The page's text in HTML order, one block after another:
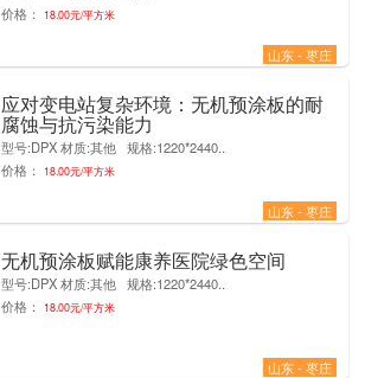
价格：
18.00元/平方米
山东 - 枣庄
应对变电站复杂环境：无机预涂板的耐
腐蚀与抗污染能力
型号:DPX 材质:其他 规格:1220*2440..
价格：
18.00元/平方米
山东 - 枣庄
无机预涂板赋能康养医院绿色空间
型号:DPX 材质:其他 规格:1220*2440..
价格：
18.00元/平方米
山东 - 枣庄